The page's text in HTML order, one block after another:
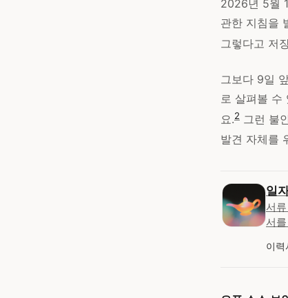
2026년 5월
관한 지침을
그렇다고 저
그보다 9일
로 살펴볼 수
요.2 그런 불
발견 자체를
일
서
서
이력